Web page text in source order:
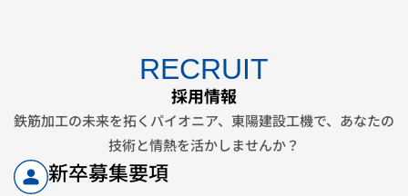
RECRUIT
採用情報
鉄筋加工の未来を拓くパイオニア、東陽建設工機で、 あなたの
技術と情熱を活かしませんか？
新卒募集要項